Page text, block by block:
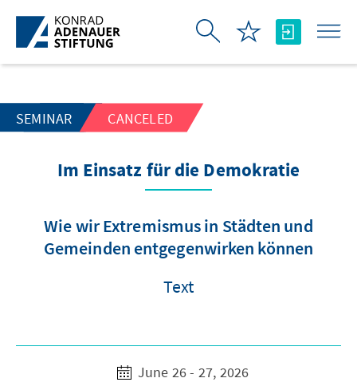
Skip to Main Content
SEMINAR CANCELED
Im Einsatz für die Demokratie
Wie wir Extremismus in Städten und
Gemeinden entgegenwirken können
Text
June 26 - 27, 2026